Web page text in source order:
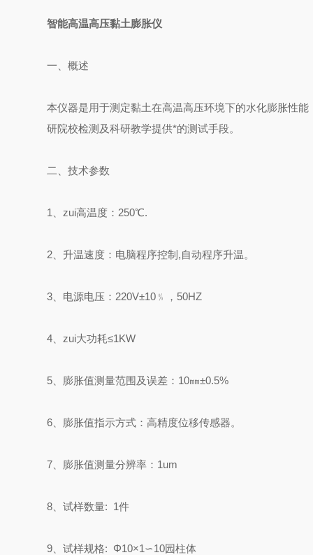
智能高温高压黏土膨胀仪
一、概述
本仪器是用于测定黏土在高温高压环境下的水化膨胀性
研院校检测及科研教学提供*的测试手段。
二、技术参数
1、zui高温度：250℃.
2、升温速度：电脑程序控制,自动程序升温。
3、电源电压：220V±10﹪，50HZ
4、zui大功耗≤1KW
5、膨胀值测量范围及误差：10㎜±0.5%
6、膨胀值指示方式：高精度位移传感器。
7、膨胀值测量分辨率：1um
8、试样数量: 1件
9、试样规格: Φ10×1∽10园柱体